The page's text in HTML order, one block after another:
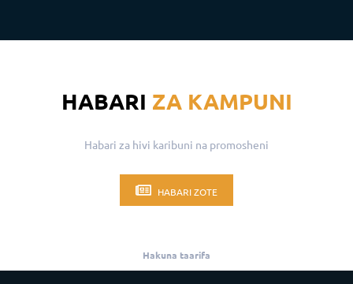
HABARI ZA KAMPUNI
Habari za hivi karibuni na promosheni
HABARI ZOTE
Hakuna taarifa